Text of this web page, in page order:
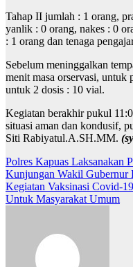
Tahap II jumlah : 1 orang,
yanlik : 0 orang, nakes : 0
: 1 orang dan tenaga
Sebelum meninggalkan
menit masa orservasi, untuk
untuk 2 dosis : 10 vial.
Kegiatan berakhir pukul
situasi aman dan kondusif,
Siti Rabiyatul.A.SH.MM.
Navigasi
pos
Polres Kapuas Laksanakan
Kunjungan Wakil Gubernur
Kegiatan Vaksinasi Covid-
Untuk Masyarakat Umum